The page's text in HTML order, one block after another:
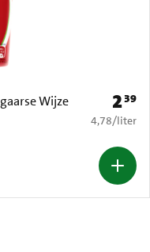
Wijze
Prijs:
239
€ 4,78 per
4,78/liter